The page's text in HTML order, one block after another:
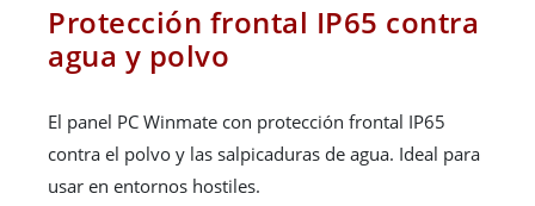
Protección frontal IP65 contra
agua y polvo
El panel PC Winmate con protección frontal IP65
contra el polvo y las salpicaduras de agua. Ideal para
usar en entornos hostiles.